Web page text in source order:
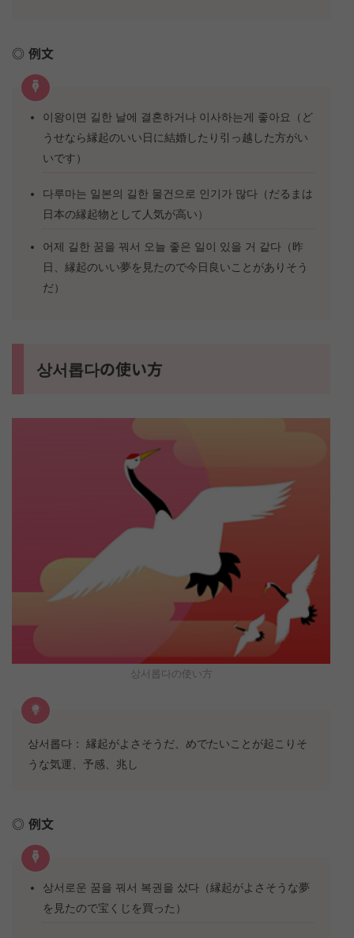
例文
이왕이면 길한 날에 결혼하거나 이사하는게 좋아요（ど
うせなら縁起のいい日に結婚したり引っ越した方がい
いです）
다루마는 일본의 길한 물건으로 인기가 많다（だるまは
日本の縁起物として人気が高い）
어제 길한 꿈을 꿔서 오늘 좋은 일이 있을 거 같다（昨
日、縁起のいい夢を見たので今日良いことがありそう
だ）
상서롭다の使い方
상서롭다の使い方
상서롭다： 縁起がよさそうだ、めでたいことが起こりそ
うな気運、予感、兆し
例文
상서로운 꿈을 꿔서 복권을 샀다（縁起がよさそうな夢
を見たので宝くじを買った）